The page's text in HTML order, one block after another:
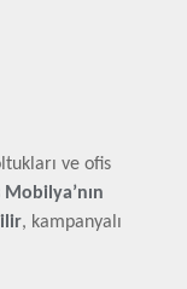
ve ofis
, kampanyalı